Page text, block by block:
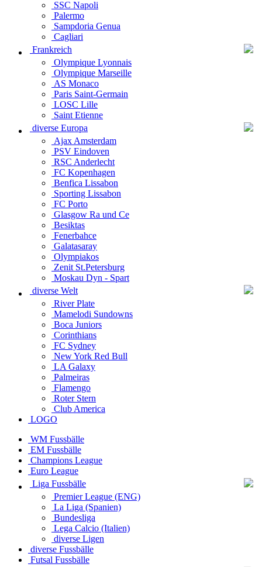
SSC Napoli
Palermo
Sampdoria Genua
Cagliari
Frankreich
Olympique Lyonnais
Olympique Marseille
AS Monaco
Paris Saint-Germain
LOSC Lille
Saint Etienne
diverse Europa
Ajax Amsterdam
PSV Eindoven
RSC Anderlecht
FC Kopenhagen
Benfica Lissabon
Sporting Lissabon
FC Porto
Glasgow Ra und Ce
Besiktas
Fenerbahce
Galatasaray
Olympiakos
Zenit St.Petersburg
Moskau Dyn - Spart
diverse Welt
River Plate
Mamelodi Sundowns
Boca Juniors
Corinthians
FC Sydney
New York Red Bull
LA Galaxy
Palmeiras
Flamengo
Roter Stern
Club America
LOGO
WM Fussbälle
EM Fussbälle
Champions League
Euro League
Liga Fussbälle
Premier League (ENG)
La Liga (Spanien)
Bundesliga
Lega Calcio (Italien)
diverse Ligen
diverse Fussbälle
Futsal Fussbälle